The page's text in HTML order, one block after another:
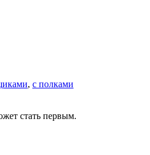
, с полками
стать первым.